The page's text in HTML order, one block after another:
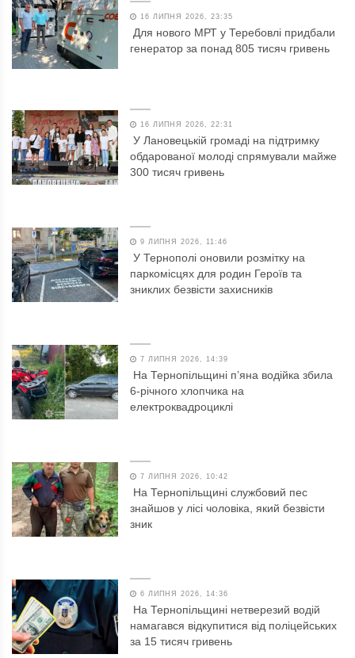
16 ЛИПНЯ 2026, 23:35
Для нового МРТ у Теребовлі придбали
генератор за понад 805 тисяч гривень
16 ЛИПНЯ 2026, 22:31
У Лановецькій громаді на підтримку
обдарованої молоді спрямували майже
300 тисяч гривень
9 ЛИПНЯ 2026, 11:46
У Тернополі оновили розмітку на
паркомісцях для родин Героїв та
зниклих безвісти захисників
7 ЛИПНЯ 2026, 14:39
На Тернопільщині п’яна водійка збила
6-річного хлопчика на
електроквадроциклі
7 ЛИПНЯ 2026, 10:42
На Тернопільщині службовий пес
знайшов у лісі чоловіка, який безвісти
зник
6 ЛИПНЯ 2026, 14:36
На Тернопільщині нетверезий водій
намагався відкупитися від поліцейських
за 15 тисяч гривень